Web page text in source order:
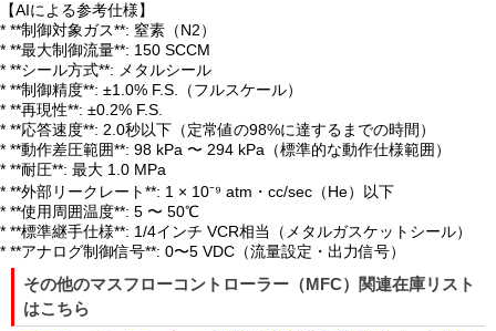
【AIによる参考仕様】
* **制御対象ガス**: 窒素（N2）
* **最大制御流量**: 150 SCCM
* **シール方式**: メタルシール
* **制御精度**: ±1.0% F.S.（フルスケール）
* **再現性**: ±0.2% F.S.
* **応答速度**: 2.0秒以下（定常値の98%に達するまでの時間）
* **動作差圧範囲**: 98 kPa 〜 294 kPa（標準的な動作仕様範囲）
* **耐圧**: 最大 1.0 MPa
* **外部リークレート**: 1 × 10⁻⁹ atm・cc/sec（He）以下
* **使用周囲温度**: 5 〜 50℃
* **標準継手仕様**: 1/4インチ VCR相当（メタルガスケットシール）
* **アナログ制御信号**: 0〜5 VDC（流量設定・出力信号）
その他のマスフローコントローラー（MFC）関連在庫リスト
はこちら